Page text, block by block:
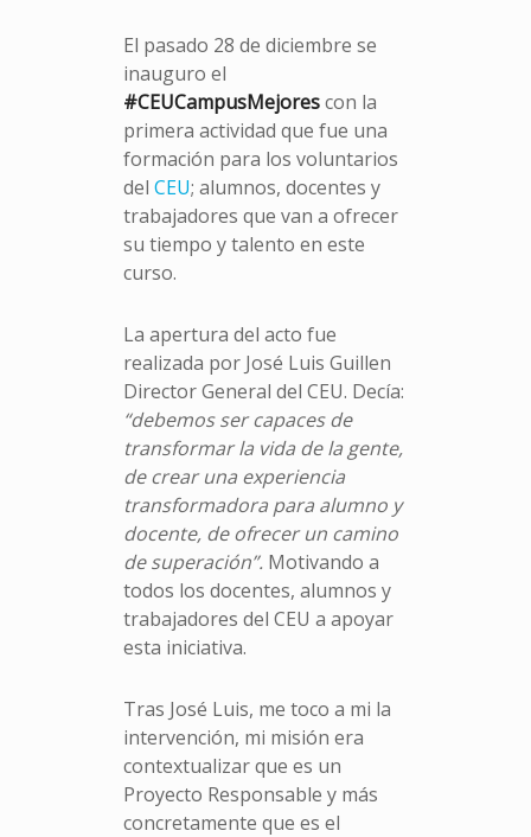
El pasado 28 de diciembre se
inauguro el
#CEUCampusMejorescon la
primera actividad que fue una
formación para los voluntarios
del CEU; alumnos, docentes y
trabajadores que van a ofrecer
su tiempo y talento en este
curso.
La apertura del acto fue
realizada por José Luis Guillen
Director General del CEU. Decía:
“debemos ser capaces de
transformar la vida de la gente,
de crear una experiencia
transformadora para alumno y
docente, de ofrecer un camino
de superación”. Motivando a
todos los docentes, alumnos y
trabajadores del CEU a apoyar
esta iniciativa.
Tras José Luis, me toco a mi la
intervención, mi misión era
contextualizar que es un
Proyecto Responsable y más
concretamente que es el